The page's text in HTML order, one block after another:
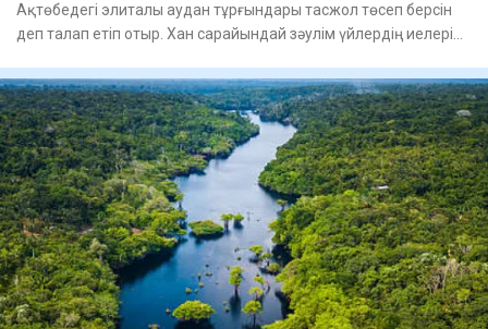
Ақтөбедегі элиталы аудан тұрғындары тасжол төсеп берсін
деп талап етіп отыр. Хан сарайындай зәулім үйлердің иелері